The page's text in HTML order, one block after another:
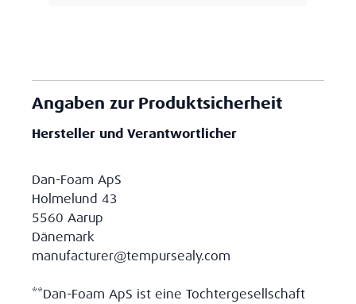
Angaben zur Produktsicherheit
Hersteller und Verantwortlicher
Dan-Foam ApS
Holmelund 43
5560 Aarup
Dänemark
manufacturer@tempursealy.com
**Dan-Foam ApS ist eine Tochtergesellschaft